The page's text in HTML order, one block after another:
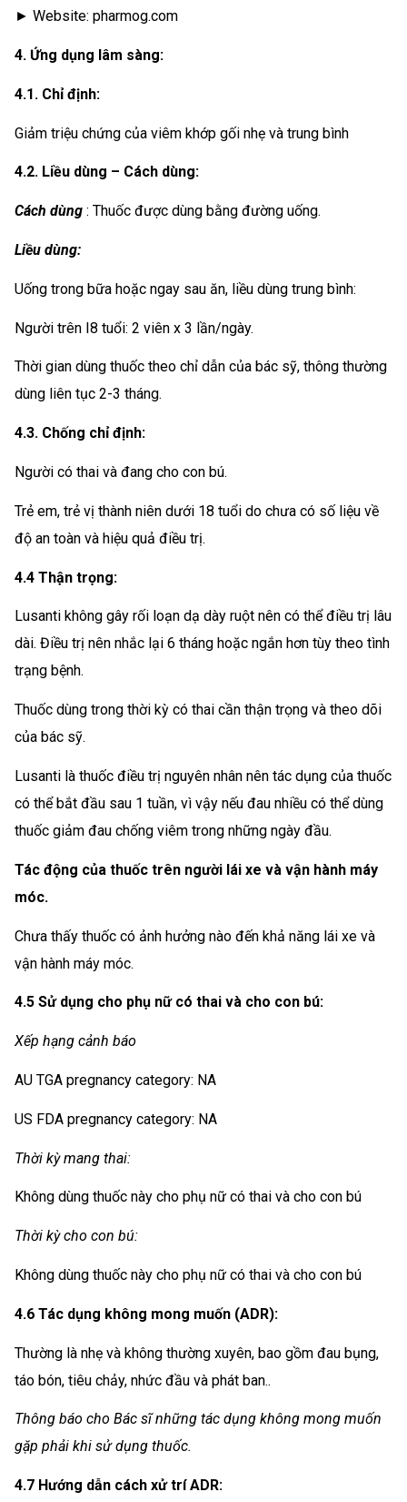
► Website: pharmog.com
4. Ứng dụng lâm sàng:
4.1. Chỉ định:
Giảm triệu chứng của viêm khớp gối nhẹ và trung bình
4.2. Liều dùng – Cách dùng:
Cách dùng : Thuốc được dùng bằng đường uống.
Liều dùng:
Uống trong bữa hoặc ngay sau ăn, liều dùng trung bình:
Người trên I8 tuổi: 2 viên x 3 lần/ngày.
Thời gian dùng thuốc theo chỉ dẫn của bác sỹ, thông thường
dùng liên tục 2-3 tháng.
4.3. Chống chỉ định:
Người có thai và đang cho con bú.
Trẻ em, trẻ vị thành niên dưới 18 tuổi do chưa có số liệu về
độ an toàn và hiệu quả điều trị.
4.4 Thận trọng:
Lusanti không gây rối loạn dạ dày ruột nên có thể điều trị lâu
dài. Điều trị nên nhắc lại 6 tháng hoặc ngắn hơn tùy theo tình
trạng bệnh.
Thuốc dùng trong thời kỳ có thai cần thận trọng và theo dõi
của bác sỹ.
Lusanti là thuốc điều trị nguyên nhân nên tác dụng của thuốc
có thể bắt đầu sau 1 tuần, vì vậy nếu đau nhiều có thể dùng
thuốc giảm đau chống viêm trong những ngày đầu.
Tác động của thuốc trên người lái xe và vận hành máy
móc.
Chưa thấy thuốc có ảnh hưởng nào đến khả năng lái xe và
vận hành máy móc.
4.5 Sử dụng cho phụ nữ có thai và cho con bú:
Xếp hạng cảnh báo
AU TGA pregnancy category: NA
US FDA pregnancy category: NA
Thời kỳ mang thai:
Không dùng thuốc này cho phụ nữ có thai và cho con bú
Thời kỳ cho con bú:
Không dùng thuốc này cho phụ nữ có thai và cho con bú
4.6 Tác dụng không mong muốn (ADR):
Thường là nhẹ và không thường xuyên, bao gồm đau bụng,
táo bón, tiêu chảy, nhức đầu và phát ban..
Thông báo cho Bác sĩ những tác dụng không mong muốn
gặp phải khi sử dụng thuốc.
4.7 Hướng dẫn cách xử trí ADR: